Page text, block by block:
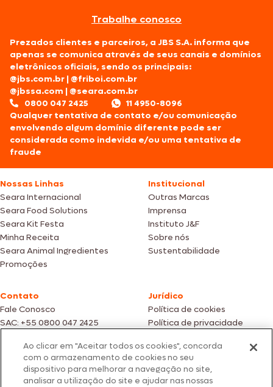
Trabalhe conosco
Prezados clientes e parceiros, a JBS S.A. informa que
apenas se comunica através de seus canais e domínios
eletrônicos oficiais, sendo os principais:
@jbs.com.br |@friboi.com.br
@jbssa.com |@seara.com.br
0800 047 2425
11 4950-8096
Qualquer tentativa de contato e/ou comunicação
envolvendo algum domínio diferente pode ser
considerada como indevida e/ou uma tentativa de
fraude
Nossas Linhas
Seara Internacional
Seara Food Solutions
Seara Kit Festa
Minha Receita
Seara Animal Ingredientes
Promoções
Institucional
Outras Marcas
Imprensa
Instituto J&F
Sobre nós
Sustentabilidade
Contato
Fale Conosco
SAC: +55 0800 047 2425
Jurídico
Política de cookies
Política de privacidade
Fotos meramente ilustrativas | Ofertas válidas enquanto durarem os
estoques dos nossos parceiros | Vendas sujeitas a análise e confirmação
de dados.
Os preços, promoções e condições de pagamento são válidos
Ao clicar em "Aceitar todos os cookies", concorda
com o armazenamento de cookies no seu
dispositivo para melhorar a navegação no site,
analisar a utilização do site e ajudar nas nossas